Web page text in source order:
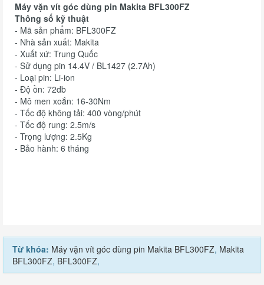
Máy vặn vít góc dùng pin Makita BFL300FZ
Thông số kỹ thuật
- Mã sản phẩm: BFL300FZ
- Nhà sản xuất: Makita
- Xuất xứ: Trung Quốc
- Sử dụng pin 14.4V / BL1427 (2.7Ah)
- Loại pin: Li-ion
- Độ ồn: 72db
- Mô men xoắn: 16-30Nm
- Tốc độ không tải: 400 vòng/phút
- Tốc độ rung: 2.5m/s
- Trọng lượng: 2.5Kg
- Bảo hành: 6 tháng
Từ khóa: Máy vặn vít góc dùng pin Makita BFL300FZ, Makita
BFL300FZ, BFL300FZ,